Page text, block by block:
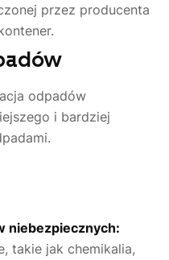
przez producenta
odpadów
i bardziej
niebezpiecznych:
takie jak chemikalia,